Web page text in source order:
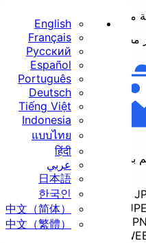
قص
صور ثابتة
وإفلاتها هنا
English
Français
Русский
Español
Português
Deutsch
Tiếng Việt
Indonesia
แบบไทย
हिंदी
عربي
日本語
한국인
中文（简体）
中文（繁體）